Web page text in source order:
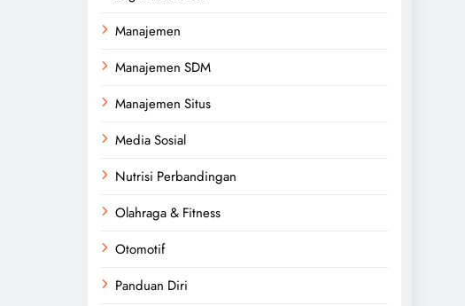
Manajemen
Manajemen SDM
Manajemen Situs
Media Sosial
Nutrisi Perbandingan
Olahraga & Fitness
Otomotif
Panduan Diri